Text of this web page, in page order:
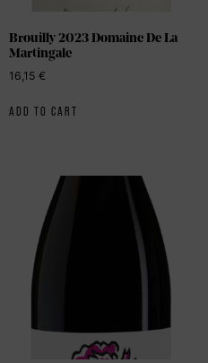
Brouilly 2023 Domaine De La
Martingale
16,15 €
ADD TO CART